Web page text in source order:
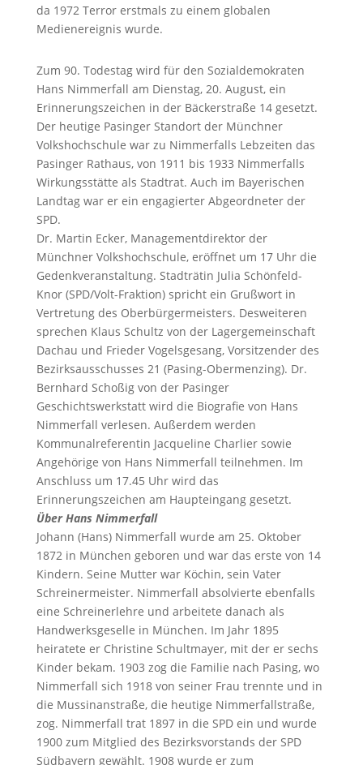
da 1972 Terror erstmals zu einem globalen
Medienereignis wurde.
Zum 90. Todestag wird für den Sozialdemokraten
Hans Nimmerfall am Dienstag, 20. August, ein
Erinnerungszeichen in der Bäckerstraße 14 gesetzt.
Der heutige Pasinger Standort der Münchner
Volkshochschule war zu Nimmerfalls Lebzeiten das
Pasinger Rathaus, von 1911 bis 1933 Nimmerfalls
Wirkungsstätte als Stadtrat. Auch im Bayerischen
Landtag war er ein engagierter Abgeordneter der
SPD.
Dr. Martin Ecker, Managementdirektor der
Münchner Volkshochschule, eröffnet um 17 Uhr die
Gedenkveranstaltung. Stadträtin Julia Schönfeld-
Knor (SPD/Volt-Fraktion) spricht ein Grußwort in
Vertretung des Oberbürgermeisters. Desweiteren
sprechen Klaus Schultz von der Lagergemeinschaft
Dachau und Frieder Vogelsgesang, Vorsitzender des
Bezirksausschusses 21 (Pasing-Obermenzing). Dr.
Bernhard Schoßig von der Pasinger
Geschichtswerkstatt wird die Biografie von Hans
Nimmerfall verlesen. Außerdem werden
Kommunalreferentin Jacqueline Charlier sowie
Angehörige von Hans Nimmerfall teilnehmen. Im
Anschluss um 17.45 Uhr wird das
Erinnerungszeichen am Haupteingang gesetzt.
Über Hans Nimmerfall
Johann (Hans) Nimmerfall wurde am 25. Oktober
1872 in München geboren und war das erste von 14
Kindern. Seine Mutter war Köchin, sein Vater
Schreinermeister. Nimmerfall absolvierte ebenfalls
eine Schreinerlehre und arbeitete danach als
Handwerksgeselle in München. Im Jahr 1895
heiratete er Christine Schultmayer, mit der er sechs
Kinder bekam. 1903 zog die Familie nach Pasing, wo
Nimmerfall sich 1918 von seiner Frau trennte und in
die Mussinanstraße, die heutige Nimmerfallstraße,
zog. Nimmerfall trat 1897 in die SPD ein und wurde
1900 zum Mitglied des Bezirksvorstands der SPD
Südbayern gewählt. 1908 wurde er zum